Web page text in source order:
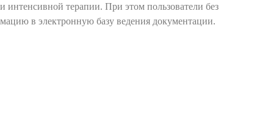
терапии. При этом пользователи без
в электронную базу ведения документации.